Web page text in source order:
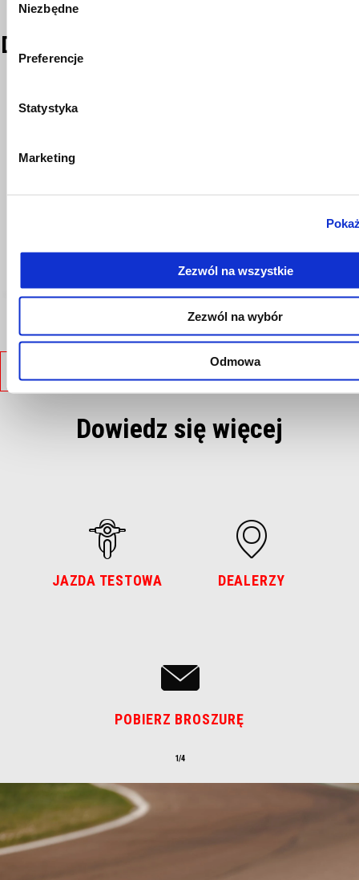
zgody
Niezbędne
Preferencje
Statystyka
Marketing
Zezwól na wszystkie
Zezwól na wybór
Odmowa
Więcej
Wybierz kolor: VIPER YELLOW
MAMBA GREY
Dowiedz się więcej
JAZDA TESTOWA DEALERZY
POBIERZ BROSZURĘ
1/4